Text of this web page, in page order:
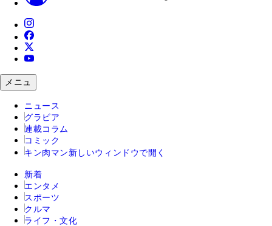
メニュ
ニュース
グラビア
連載コラム
コミック
キン肉マン 新しいウィンドウで開く
新着
エンタメ
スポーツ
クルマ
ライフ・文化